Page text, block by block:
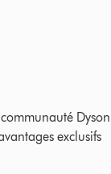
exclusifs